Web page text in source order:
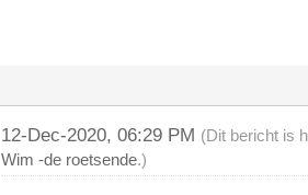
12-Dec-2020, 06:29 PM (Dit bericht is
Wim -de roetsende.)